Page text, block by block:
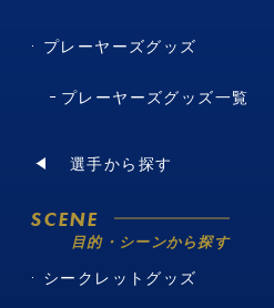
プレーヤーズグッズ
プレーヤーズグッズ一覧
選手から探す
SCENE
目的・シーンから探す
シークレットグッズ